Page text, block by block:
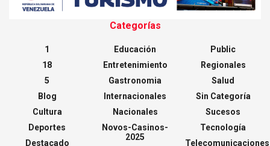
Categorías
1
18
5
Blog
Cultura
Deportes
Destacado
Educación
Entretenimiento
Gastronomia
Internacionales
Nacionales
Novos-Casinos-
2025
Public
Regionales
Salud
Sin Categoría
Sucesos
Tecnología
Telecomunicaciones